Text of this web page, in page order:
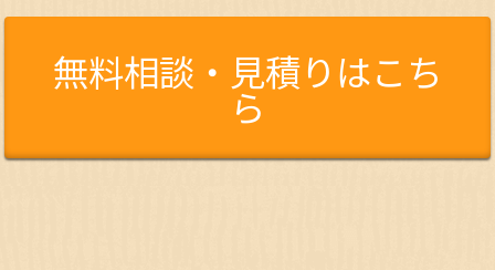
無料相談・見積りはこち
ら